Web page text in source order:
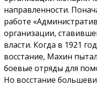
направленности.
работе
организации,
власти. Когда в 1921
восстание, Махин
боевые отряды для
Но восстание